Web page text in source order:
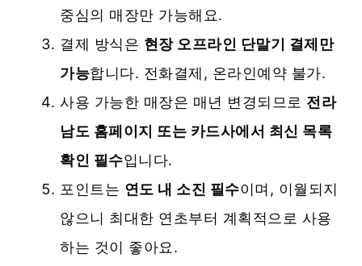
중심의 매장만 가능해요.
결제 방식은 현장 오프라인 단말기 결제만
가능합니다. 전화결제, 온라인예약 불가.
사용 가능한 매장은 매년 변경되므로 전라
남도 홈페이지 또는 카드사에서 최신 목록
확인 필수입니다.
포인트는 연도 내 소진 필수이며, 이월되지
않으니 최대한 연초부터 계획적으로 사용
하는 것이 좋아요.